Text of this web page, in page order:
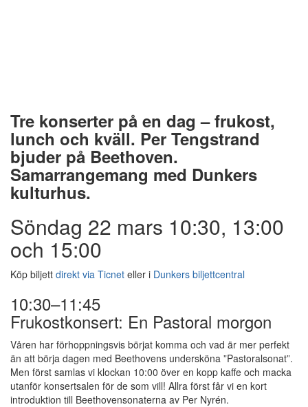
Tre konserter på en dag – frukost,
lunch och kväll. Per Tengstrand
bjuder på Beethoven.
Samarrangemang med Dunkers
kulturhus.
Söndag 22 mars 10:30, 13:00
och 15:00
Köp biljett direkt via Ticnet eller i Dunkers biljettcentral
10:30–11:45
Frukostkonsert: En Pastoral morgon
Våren har förhoppningsvis börjat komma och vad är mer perfekt
än att börja dagen med Beethovens undersköna ”Pastoralsonat”.
Men först samlas vi klockan 10:00 över en kopp kaffe och macka
utanför konsertsalen för de som vill! Allra först får vi en kort
introduktion till Beethovensonaterna av Per Nyrén.